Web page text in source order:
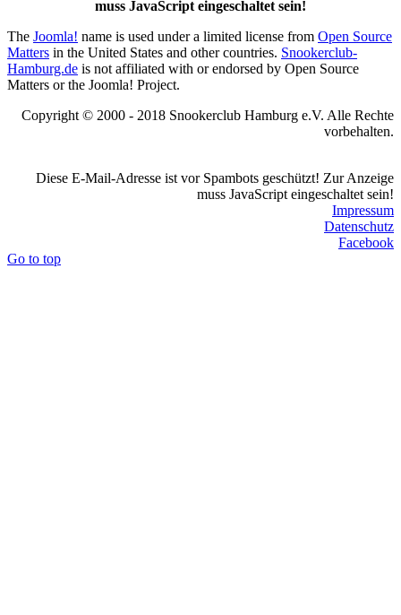
muss JavaScript eingeschaltet sein!
The Joomla! name is used under a limited license from Open Source
Matters in the United States and other countries. Snookerclub-
Hamburg.de is not affiliated with or endorsed by Open Source
Matters or the Joomla! Project.
Copyright © 2000 - 2018 Snookerclub Hamburg e.V. Alle Rechte
vorbehalten.
Diese E-Mail-Adresse ist vor Spambots geschützt! Zur Anzeige
muss JavaScript eingeschaltet sein!
Impressum
Datenschutz
Facebook
Go to top